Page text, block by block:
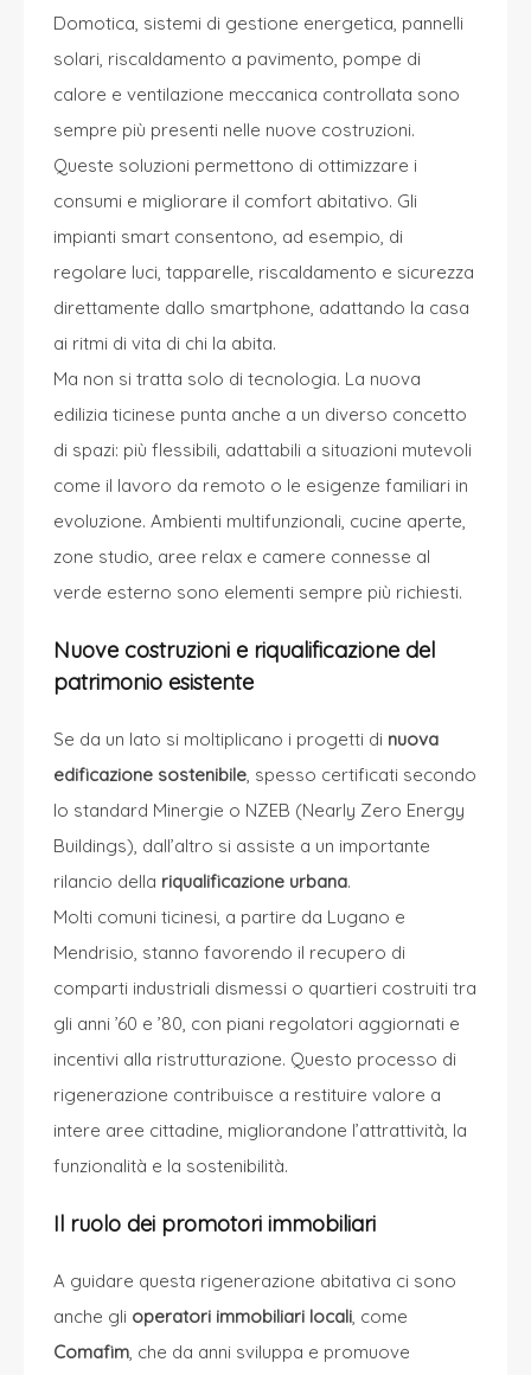
Domotica, sistemi di gestione energetica, pannelli
solari, riscaldamento a pavimento, pompe di
calore e ventilazione meccanica controllata sono
sempre più presenti nelle nuove costruzioni.
Queste soluzioni permettono di ottimizzare i
consumi e migliorare il comfort abitativo. Gli
impianti smart consentono, ad esempio, di
regolare luci, tapparelle, riscaldamento e sicurezza
direttamente dallo smartphone, adattando la casa
ai ritmi di vita di chi la abita.
Ma non si tratta solo di tecnologia. La nuova
edilizia ticinese punta anche a un diverso concetto
di spazi: più flessibili, adattabili a situazioni mutevoli
come il lavoro da remoto o le esigenze familiari in
evoluzione. Ambienti multifunzionali, cucine aperte,
zone studio, aree relax e camere connesse al
verde esterno sono elementi sempre più richiesti.
Nuove costruzioni e riqualificazione del
patrimonio esistente
Se da un lato si moltiplicano i progetti di nuova
edificazione sostenibile, spesso certificati secondo
lo standard Minergie o NZEB (Nearly Zero Energy
Buildings), dall’altro si assiste a un importante
rilancio della riqualificazione urbana.
Molti comuni ticinesi, a partire da Lugano e
Mendrisio, stanno favorendo il recupero di
comparti industriali dismessi o quartieri costruiti tra
gli anni ’60 e ’80, con piani regolatori aggiornati e
incentivi alla ristrutturazione. Questo processo di
rigenerazione contribuisce a restituire valore a
intere aree cittadine, migliorandone l’attrattività, la
funzionalità e la sostenibilità.
Il ruolo dei promotori immobiliari
A guidare questa rigenerazione abitativa ci sono
anche gli operatori immobiliari locali, come
Comafim, che da anni sviluppa e promuove